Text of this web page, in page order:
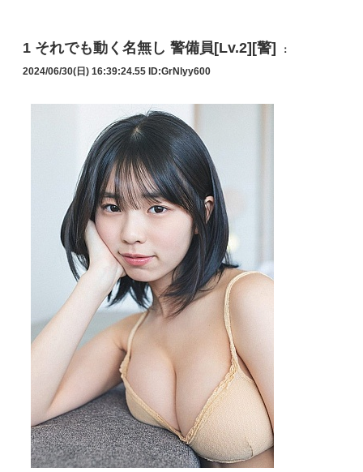
1 それでも動く名無し 警備員[Lv.2][警] ：
2024/06/30(日) 16:39:24.55 ID:GrNlyy600